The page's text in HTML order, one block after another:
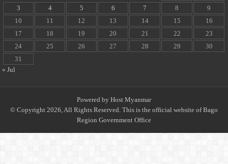
3
4 5 6 7 8
9
10
11 12 13 14 15
16
17
18 19 20 21 22
23
24
25 26 27 28 29
30
31
« Jul
Powered by Host Myanmar
© Copyright 2026, All Rights Reserved. This is the official website of Bago
Region Government Office